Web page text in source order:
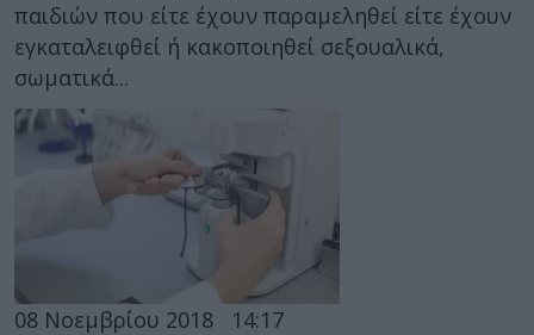
παιδιών που είτε έχουν παραμεληθεί είτε έχουν
εγκαταλειφθεί ή κακοποιηθεί σεξουαλικά,
σωματικά...
08 Νοεμβρίου 2018 14:17